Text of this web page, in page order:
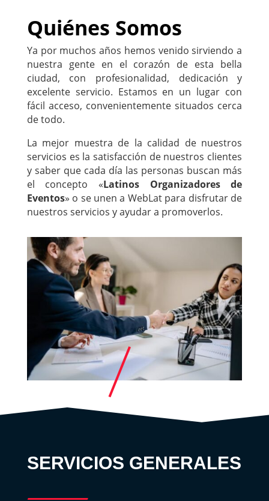
Quiénes Somos
Ya por muchos años hemos venido sirviendo a
nuestra gente en el corazón de esta bella
ciudad, con profesionalidad, dedicación y
excelente servicio. Estamos en un lugar con
fácil acceso, convenientemente situados cerca
de todo.
La mejor muestra de la calidad de nuestros
servicios es la satisfacción de nuestros clientes
y saber que cada día las personas buscan más
el concepto «Latinos Organizadores de
Eventos» o se unen a WebLat para disfrutar de
nuestros servicios y ayudar a promoverlos.
SERVICIOS GENERALES